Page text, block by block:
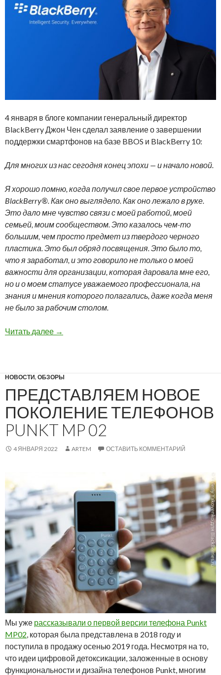
4 января в блоге компании генеральный директор
BlackBerry Джон Чен сделал заявление о завершении
поддержки смартфонов на базе BBOS и BlackBerry 10:
Для многих из нас сегодня конец эпохи — и начало новой.
Я хорошо помню, когда получил свое первое устройство
BlackBerry®. Как оно выглядело. Как оно лежало в руке.
Это дало мне чувство связи с моей работой, моей
семьей, моим сообществом. Это казалось чем-то
большим, чем просто предмет из твердого черного
пластика. Это был обряд посвящения. Это было то,
что я заработал, и это говорило не только о моей
важности для организации, которая даровала мне его,
но и о моем статусе уважаемого профессионала, на
знания и мнения которого полагались, даже когда меня
не было за рабочим столом.
Читать далее Джон Чен: конец эпохи смартфонов
→
НОВОСТИ, ОБЗОРЫ
ПРЕДСТАВЛЯЕМ НОВОЕ
ПОКОЛЕНИЕ ТЕЛЕФОНОВ
PUNKT MP 02
4 ЯНВАРЯ 2022 ARTEM ОСТАВИТЬ КОММЕНТАРИЙ
Мы уже рассказывали о первой версии телефона Punkt
MP02, которая была представлена в 2018 году и
поступила в продажу осенью 2019 года. Несмотря на то,
что идеи цифровой детоксикации, заложенные в основу
функциональности и дизайна телефонов Punkt, многим